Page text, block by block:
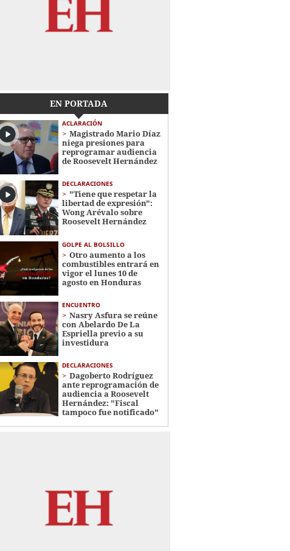
EN PORTADA
ACLARACIÓN
Magistrado Mario Díaz
niega presiones para
reprogramar audiencia
de Roosevelt Hernández
DECLARACIONES
"Tiene que respetar la
libertad de expresión":
Wong Arévalo sobre
Roosevelt Hernández
GOLPE AL BOLSILLO
Otro aumento a los
combustibles entrará en
vigor el lunes 10 de
agosto en Honduras
ENCUENTRO
Nasry Asfura se reúne
con Abelardo De La
Espriella previo a su
investidura
DECLARACIONES
Dagoberto Rodríguez
ante reprogramación de
audiencia a Roosevelt
Hernández: "Fiscal
tampoco fue notificado"